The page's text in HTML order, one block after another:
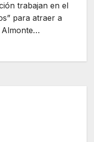
trabajan en el
para atraer a
Almonte…